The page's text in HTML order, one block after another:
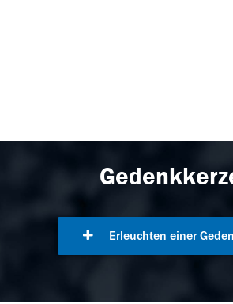
Erleuchten einer